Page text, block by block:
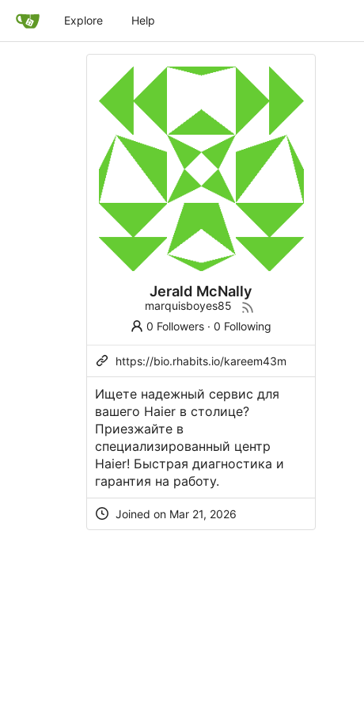
Explore Help
Jerald McNally
marquisboyes85
0 Followers ·0 Following
https://bio.rhabits.io/kareem43m
Ищете надежный сервис для
вашего Haier в столице?
Приезжайте в
специализированный центр
Haier! Быстрая диагностика и
гарантия на работу.
Joined on Mar 21, 2026